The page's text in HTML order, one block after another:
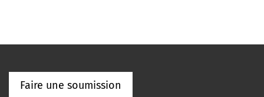
Faire une soumission